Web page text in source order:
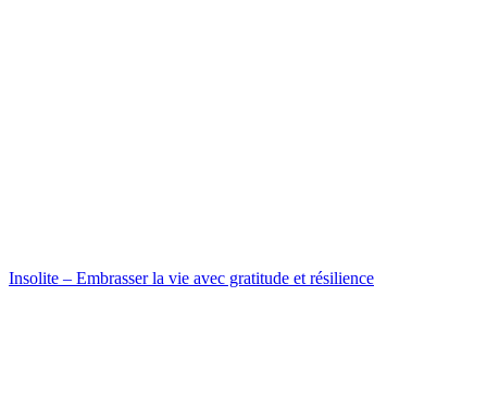
Insolite – Embrasser la vie avec gratitude et résilience